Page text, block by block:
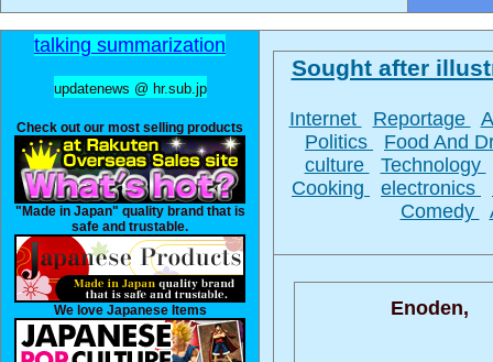
talking summarization
updatenews @ hr.sub.jp
Check out our most selling products
"Made in Japan" quality brand that is
safe and trustable.
We love Japanese Items
Sought after
Internet Reportage
Politics
Food And
culture
Technology
Cooking
electronics
Comedy
Enoden,